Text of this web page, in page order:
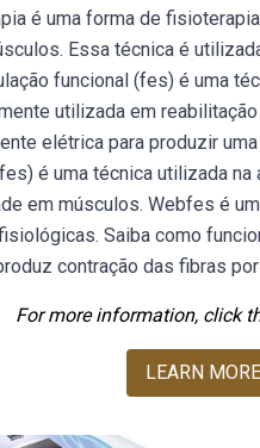
é uma forma de
Essa técnica é
funcional (fes) é uma
utilizada em
elétrica para produzir
é uma técnica utilizada
em músculos. Webfes é
Saiba como
contração das fibras
For more information, click
LEARN MORE